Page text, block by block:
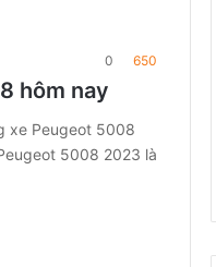
0 650
hôm nay
xe Peugeot 5008
5008 2023 là